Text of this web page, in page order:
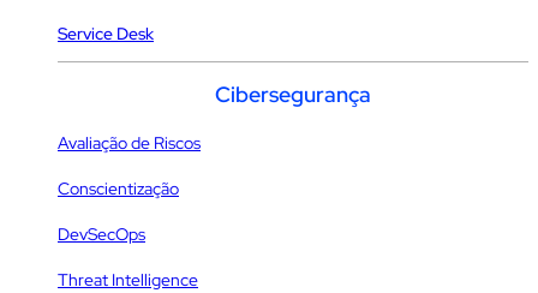
Service Desk
Cibersegurança
Avaliação de Riscos
Conscientização
DevSecOps
Threat Intelligence